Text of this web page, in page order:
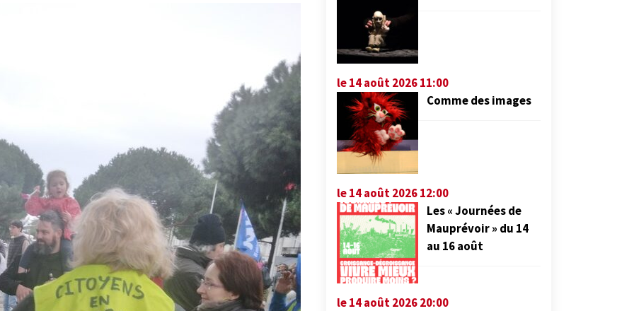
le 14 août 2026 11:00
Comme des images
le 14 août 2026 12:00
Les « Journées de
Mauprévoir » du 14
au 16 août
le 14 août 2026 20:00